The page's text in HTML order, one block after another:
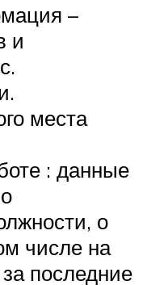
–
и
места
: данные
о
числе на
последние